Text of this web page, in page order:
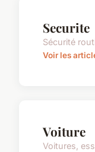
Securite
Sécurité
Voir les
Voiture
Voitures,